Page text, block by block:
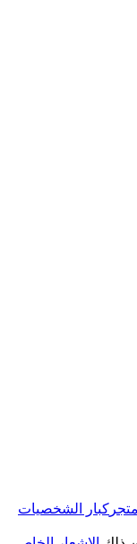
كبار الشخصيات